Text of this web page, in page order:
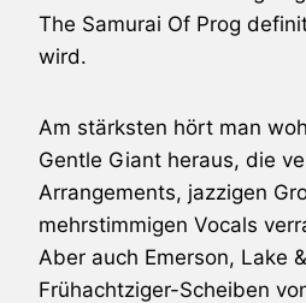
The Samurai Of Prog
wird.
Am stärksten hört man
Gentle Giant heraus, die
Arrangements, jazzigen
mehrstimmigen Vocals
Aber auch Emerson, Lake
Frühachtziger-Scheiben